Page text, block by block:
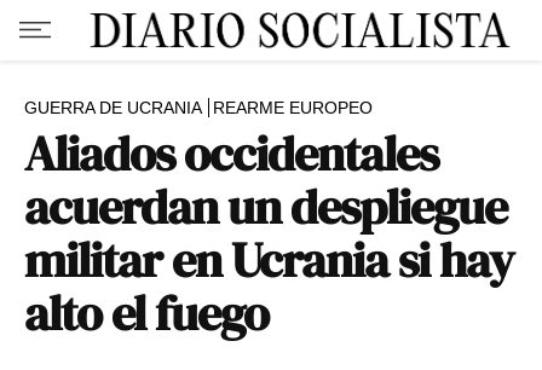
GUERRA DE UCRANIA REARME EUROPEO
Aliados occidentales
acuerdan un despliegue
militar en Ucrania si hay
alto el fuego